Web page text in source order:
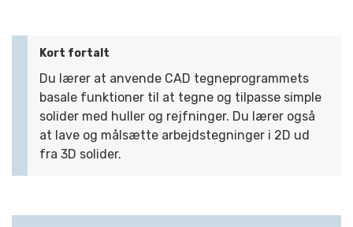
Bliv faglært
Kontakt
Kort fortalt
Du lærer at anvende CAD tegneprogrammets
basale funktioner til at tegne og tilpasse simple
solider med huller og rejfninger. Du lærer også
at lave og målsætte arbejdstegninger i 2D ud
fra 3D solider.